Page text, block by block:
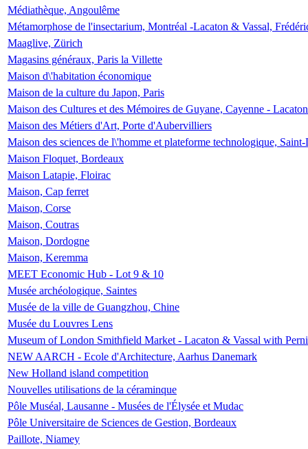
Médiathèque, Angoulême
Métamorphose de l'insectarium, Montréal -Lacaton & Vassal,
Maaglive, Zürich
Magasins généraux, Paris la Villette
Maison d\'habitation économique
Maison de la culture du Japon, Paris
Maison des Cultures et des Mémoires de Guyane, Cayenne -
Maison des Métiers d'Art, Porte d'Aubervilliers
Maison des sciences de l\'homme et plateforme technologique,
Maison Floquet, Bordeaux
Maison Latapie, Floirac
Maison, Cap ferret
Maison, Corse
Maison, Coutras
Maison, Dordogne
Maison, Keremma
MEET Economic Hub - Lot 9 & 10
Musée archéologique, Saintes
Musée de la ville de Guangzhou, Chine
Musée du Louvres Lens
Museum of London Smithfield Market - Lacaton & Vassal with
NEW AARCH - Ecole d'Architecture, Aarhus Danemark
New Holland island competition
Nouvelles utilisations de la céraminque
Pôle Muséal, Lausanne - Musées de l'Élysée et Mudac
Pôle Universitaire de Sciences de Gestion, Bordeaux
Paillote, Niamey